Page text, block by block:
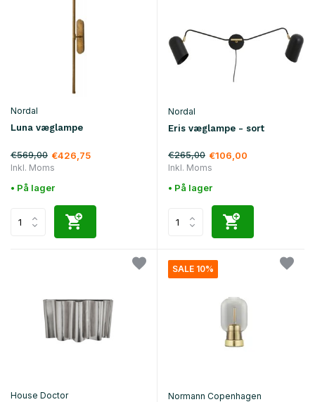
Nordal
Luna væglampe
€569,00 €426,75
Inkl. Moms
• På lager
Nordal
Eris væglampe - sort
€265,00 €106,00
Inkl. Moms
• På lager
House Doctor
SALE 10%
Normann Copenhagen